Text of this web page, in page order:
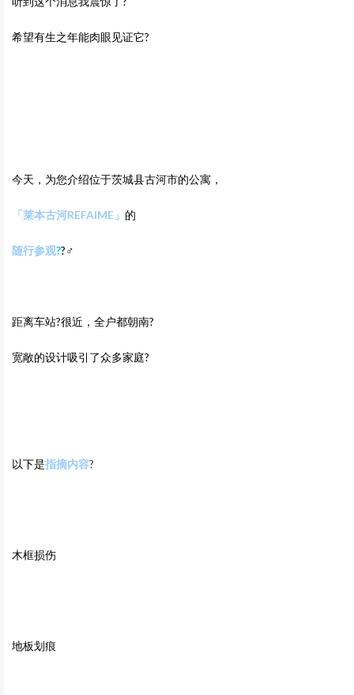
希望有生之年能肉眼见证它?
今天，为您介绍位于茨城县古河市的公寓，
「莱本古河REFAIME 」 的
随行参观??‍♂️
距离车站?很近，全户都朝南?
宽敞的设计吸引了众多家庭?
以下是指摘内容?
木框损伤
地板划痕